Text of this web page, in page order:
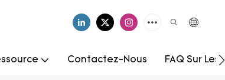
Contactez-Nous FAQ Sur